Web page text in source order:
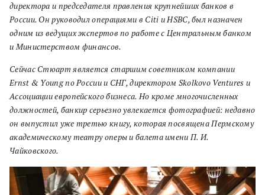
директора и председателя правления крупнейших банков в
России. Он руководил операциями в Citi и HSBC, был назначен
одним из ведущих экспертов по работе с Центральным банком
и Министерством финансов.
Сейчас Стюарт является старшим советником компании
Ernst & Young по России и СНГ, директором Skolkovo Ventures и
Ассоциации европейского бизнеса. Но кроме многочисленных
должностей, банкир серьезно увлекается фотографией: недавно
он выпустил уже третью книгу, которая посвящена Пермскому
академическому театру оперы и балета имени П. И.
Чайковского.